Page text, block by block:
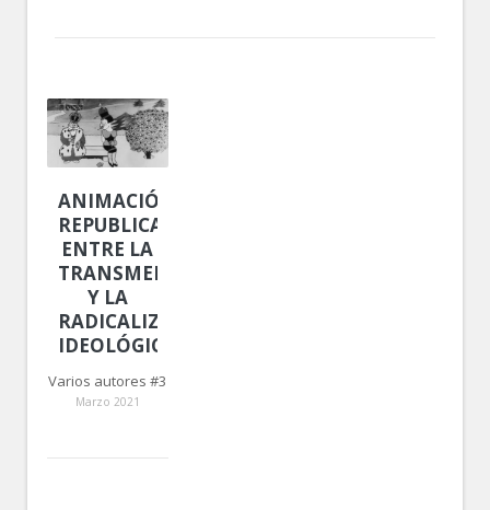
ANIMACIÓN
REPUBLICANA:
ENTRE LA
TRANSMEDIALIDAD
Y LA
RADICALIZACIÓN
IDEOLÓGICA
Varios autores #3
Marzo 2021